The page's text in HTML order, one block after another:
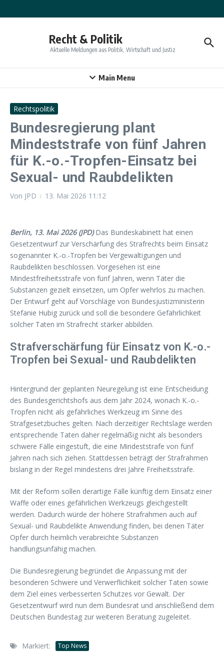
Recht & Politik
Aktuelle Meldungen aus Politik, Wirtschaft und Justiz
Main Menu
Rechtspolitik
Bundesregierung plant
Mindeststrafe von fünf Jahren
für K.-o.-Tropfen-Einsatz bei
Sexual- und Raubdelikten
Von JPD 13. Mai 2026 11:12
Berlin, 13. Mai 2026 (JPD)Das Bundeskabinett hat einen
Gesetzentwurf zur Verschärfung des Strafrechts beim Einsatz
sogenannter K.-o.-Tropfen bei Vergewaltigungen und
Raubdelikten beschlossen. Vorgesehen ist eine
Mindestfreiheitsstrafe von fünf Jahren, wenn Täter die
Substanzen gezielt einsetzen, um Opfer wehrlos zu machen.
Der Entwurf geht auf Vorschläge von Bundesjustizministerin
Stefanie Hubig zurück und soll die besondere Gefährlichkeit
solcher Taten im Strafrecht stärker abbilden.
Strafverschärfung für Einsatz von K.-o.-
Tropfen bei Sexual- und Raubdelikten
Hintergrund der geplanten Neuregelung ist eine Entscheidung
des Bundesgerichtshofs aus dem Jahr 2024, wonach K.-o.-
Tropfen nicht als gefährliches Werkzeug im Sinne des
Strafgesetzbuches gelten. Nach derzeitiger Rechtslage werden
entsprechende Taten daher regelmäßig nicht als besonders
schwere Fälle eingestuft, die eine Mindeststrafe von fünf
Jahren nach sich ziehen. Stattdessen beträgt der Strafrahmen
bislang in der Regel mindestens drei Jahre Freiheitsstrafe.
Mit der Reform sollen derartige Fälle künftig dem Einsatz einer
Waffe oder eines gefährlichen Werkzeugs gleichgestellt
werden. Dadurch würde der höhere Strafrahmen auch auf
Sexual- und Raubdelikte Anwendung finden, bei denen Täter
Opfer durch heimlich verabreichte Substanzen
handlungsunfähig machen.
Die Bundesregierung begründet die Anpassung mit der
besonderen Schwere und Verwerflichkeit solcher Taten sowie
dem Ziel eines verbesserten Schutzes vor Gewalt. Der
Gesetzentwurf wird nun dem Bundesrat und anschließend dem
Deutschen Bundestag zur weiteren Beratung zugeleitet.
Markiert: Top News